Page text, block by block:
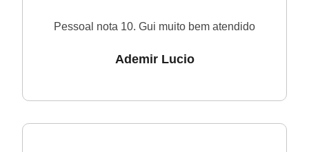
Pessoal nota 10. Gui muito bem atendido
Ademir Lucio